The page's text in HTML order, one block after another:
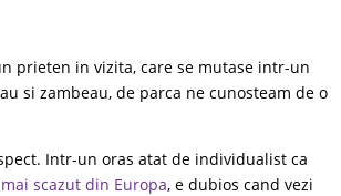
prieten in vizita, care se mutase intr-un
si zambeau, de parca ne cunosteam de o
Intr-un oras atat de individualist ca
scazut din Europa, e dubios cand vezi